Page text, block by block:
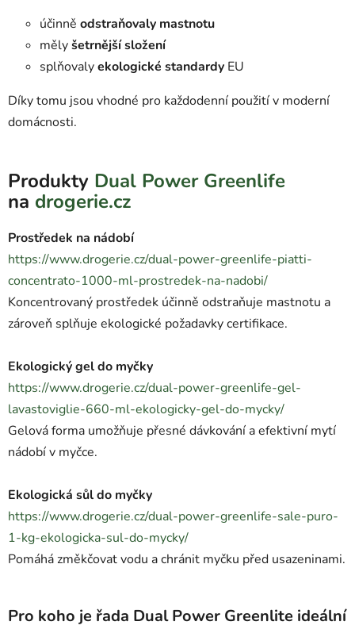
účinně odstraňovaly mastnotu
mělyšetrnější složení
splňovalyekologické standardy EU
Díky tomu jsou vhodné pro každodenní použití v moderní
domácnosti.
Produkty Dual Power Greenlife
na drogerie.cz
Prostředek na nádobí
https://www.drogerie.cz/dual-power-greenlife-piatti-
concentrato-1000-ml-prostredek-na-nadobi/
Koncentrovaný prostředek účinně odstraňuje mastnotu a
zároveň splňuje ekologické požadavky certifikace.
Ekologický gel do myčky
https://www.drogerie.cz/dual-power-greenlife-gel-
lavastoviglie-660-ml-ekologicky-gel-do-mycky/
Gelová forma umožňuje přesné dávkování a efektivní mytí
nádobí v myčce.
Ekologická sůl do myčky
https://www.drogerie.cz/dual-power-greenlife-sale-puro-
1-kg-ekologicka-sul-do-mycky/
Pomáhá změkčovat vodu a chránit myčku před usazeninami.
Pro koho je řada Dual Power Greenlite ideální